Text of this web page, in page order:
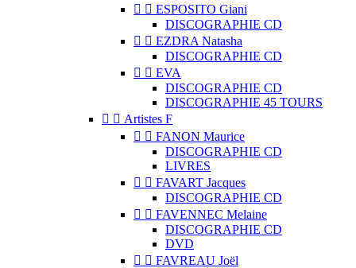
  ESPOSITO Giani
DISCOGRAPHIE CD
  EZDRA Natasha
DISCOGRAPHIE CD
  EVA
DISCOGRAPHIE CD
DISCOGRAPHIE 45 TOURS
  Artistes F
  FANON Maurice
DISCOGRAPHIE CD
LIVRES
  FAVART Jacques
DISCOGRAPHIE CD
  FAVENNEC Melaine
DISCOGRAPHIE CD
DVD
  FAVREAU Joël